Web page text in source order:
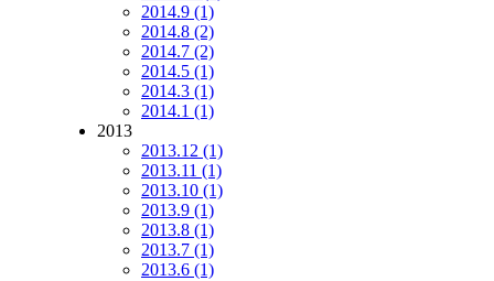
2014.9 (1)
2014.8 (2)
2014.7 (2)
2014.5 (1)
2014.3 (1)
2014.1 (1)
2013
2013.12 (1)
2013.11 (1)
2013.10 (1)
2013.9 (1)
2013.8 (1)
2013.7 (1)
2013.6 (1)